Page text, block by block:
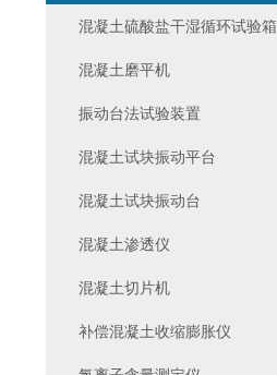
混凝土硫酸盐干湿循环试验箱
混凝土磨平机
振动台法试验装置
混凝土试块振动平台
混凝土试块振动台
混凝土渗透仪
混凝土切片机
补偿混凝土收缩膨胀仪